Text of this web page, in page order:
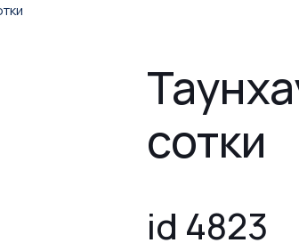
сотки
id 4823